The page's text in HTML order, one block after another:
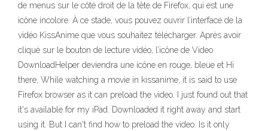
de menus sur le côté droit de la tête de Firefox, qui est une
icône incolore. À ce stade, vous pouvez ouvrir l’interface de la
vidéo KissAnime que vous souhaitez télécharger. Après avoir
cliqué sur le bouton de lecture vidéo, l’icône de Video
DownloadHelper deviendra une icône en rouge, bleue et Hi
there, While watching a movie in kissanime, it is said to use
Firefox browser as it can preload the video. I just found out that
it's available for my iPad. Downloaded it right away and start
using it. But I can't find how to preload the video. Is it only